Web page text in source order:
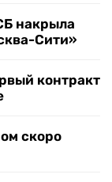
накрыла
Сити»
контракт
скоро